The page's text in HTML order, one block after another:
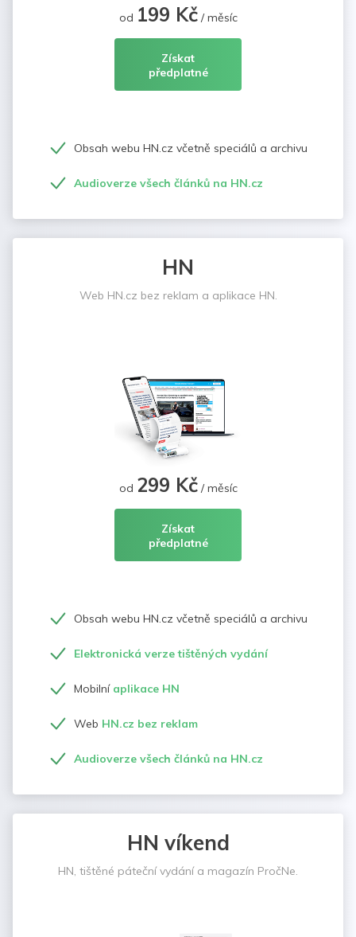
od 199 Kč/ měsíc
Získat
předplatné
Obsah webu HN.cz včetně speciálů a archivu
Audioverze všech článků na HN.cz
HN
Web HN.cz bez reklam a aplikace HN.
od 299 Kč/ měsíc
Získat
předplatné
Obsah webu HN.cz včetně speciálů a archivu
Elektronická verze tištěných vydání
Mobilní aplikace HN
Web HN.cz bez reklam
Audioverze všech článků na HN.cz
HN víkend
HN, tištěné páteční vydání a magazín PročNe.